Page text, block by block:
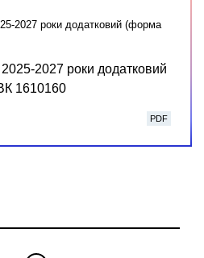
2027 роки додатковий (форма
2027 роки додатковий
1610160
PDF